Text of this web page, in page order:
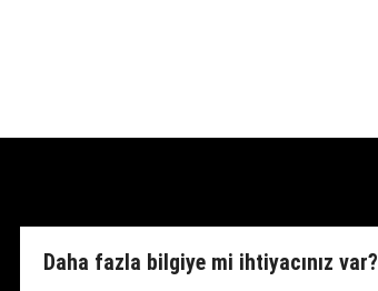
Banyo
Kalemlik
Daha fazla bilgiye mi ihtiyacınız var?